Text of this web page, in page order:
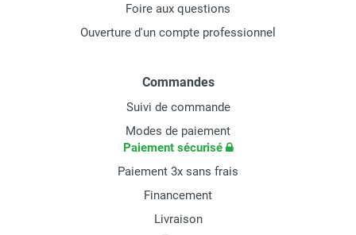
Foire aux questions
Ouverture d'un compte professionnel
Commandes
Suivi de commande
Modes de paiement
Paiement sécurisé
Paiement 3x sans frais
Financement
Livraison